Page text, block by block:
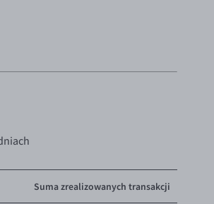
Suma zrealizowanych transakcji